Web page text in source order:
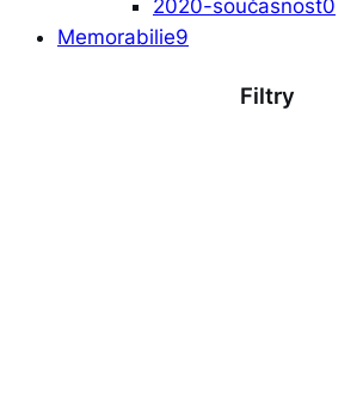
2020-současnost0
Memorabilie9
Filtry